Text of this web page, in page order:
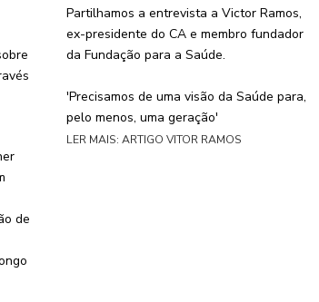
de
Partilhamos a entrevista a Victor Ramos,
ex-presidente do CA e membro fundador
da Fundação para a Saúde.
'Precisamos de uma visão da Saúde para,
pelo menos, uma geração'
LER MAIS: ARTIGO VITOR RAMOS